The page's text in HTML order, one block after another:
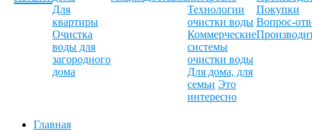
Для
квартиры
Очистка
воды для
загородного
дома
Технологии
очистки воды
Коммерческие
системы
очистки воды
Для дома, для
семьи Это
интересно
Покупки
Вопрос-
Главная